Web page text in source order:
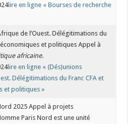
lire en ligne « Bourses de recherche
de l’Ouest. Délégitimations du
et politiques Appel à
africaine.
lire en ligne « (Dés)unions
Délégitimations du Franc CFA et
et politiques »
2025 Appel à projets
Paris Nord est une unité